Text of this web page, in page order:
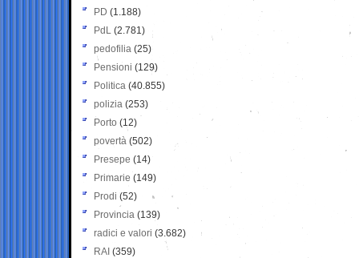
PD (1.188)
PdL (2.781)
pedofilia (25)
Pensioni (129)
Politica (40.855)
polizia (253)
Porto (12)
povertà (502)
Presepe (14)
Primarie (149)
Prodi (52)
Provincia (139)
radici e valori (3.682)
RAI (359)